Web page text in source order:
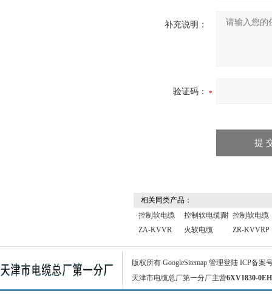
补充说明：
验证码：
相关同类产品：
控制软电缆
ZA-KVVR
控制软电缆|耐
火软电缆
控制软电缆
ZR-KVVRP
版权所有 GoogleSitemap 管理登陆 ICP备案
天津市电缆总厂第一分厂主营6XV1830-